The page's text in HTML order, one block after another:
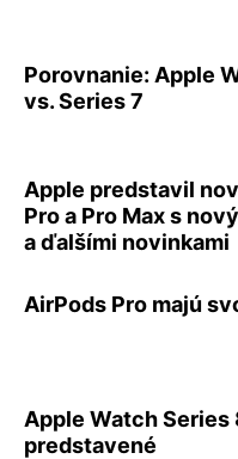
Porovnanie: Apple
vs. Series 7
Apple predstavil
Pro a Pro Max s
a ďalšími novinkami
AirPods Pro majú
Apple Watch Series
predstavené